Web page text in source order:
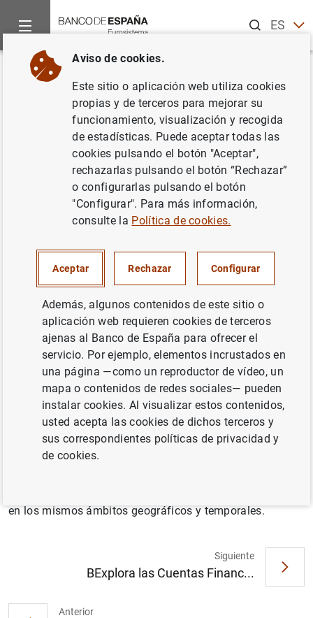
ESEN
Inicio Estadísticas
Volver
Estadísticas históricas: datos de
Díez-Minguela, A.; Martínez-
Galarraga, J.; Tirado-Fabregat,
D. (2018). Regional Inequality in
Spain, 1860-2015. Palgrave
Macmillan, Londres
15/04/2026
Se ha publicado un nuevo conjunto de datos
información estadística utilizada en el trabajo de Díez-
Minguela, A.; Martínez-Galarraga, J.; Tirado-Fabregat, D.
(2018). «Regional Inequality in Spain, 1860-2015».
Palgrave Macmillan, Londres
Este conjunto de datos contiene la distribución del
en los mismos ámbitos geográficos y temporales.
Anterior
Siguiente
BExplora las Cuentas Financ...
Aviso de cookies.
Este sitio o aplicación web utiliza cookies
propias y de terceros para mejorar su
funcionamiento, visualización y recogida
de estadísticas. Puede aceptar todas las
cookies pulsando el botón "Aceptar",
rechazarlas pulsando el botón “Rechazar”
o configurarlas pulsando el botón
"Configurar". Para más información,
consulte la Política de cookies.
Aceptar Rechazar Configurar
Además, algunos contenidos de este sitio o
aplicación web requieren cookies de terceros
ajenas al Banco de España para ofrecer el
servicio. Por ejemplo, elementos incrustados en
una página —como un reproductor de vídeo, un
mapa o contenidos de redes sociales— pueden
instalar cookies. Al visualizar estos contenidos,
usted acepta las cookies de dichos terceros y
sus correspondientes políticas de privacidad y
de cookies.